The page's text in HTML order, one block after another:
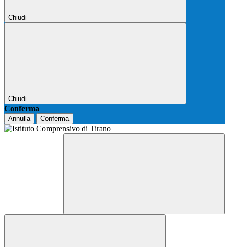
Chiudi
Chiudi
Conferma
Annulla Conferma